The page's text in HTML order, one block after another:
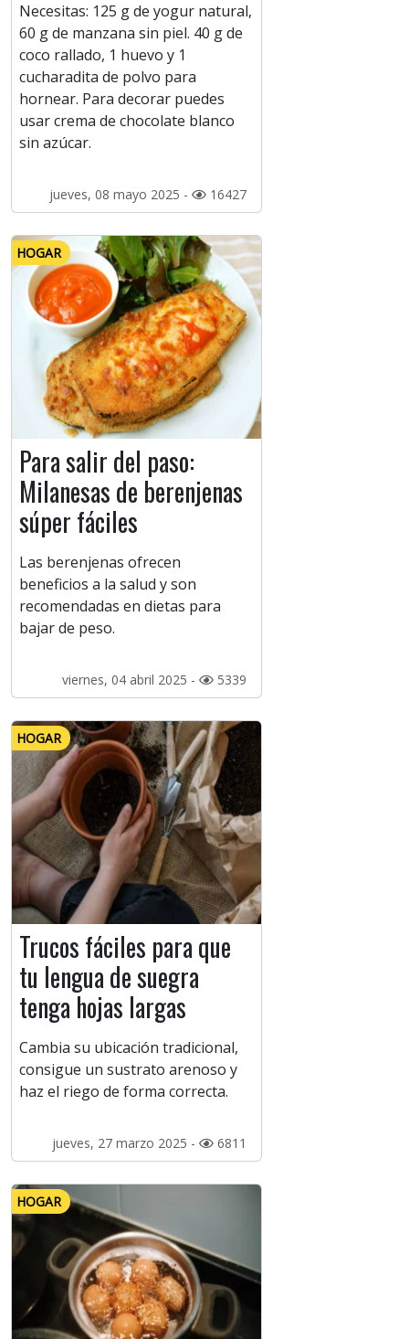
Necesitas: 125 g de yogur natural,
60 g de manzana sin piel. 40 g de
coco rallado, 1 huevo y 1
cucharadita de polvo para
hornear. Para decorar puedes
usar crema de chocolate blanco
sin azúcar.
jueves, 08 mayo 2025 - 16427
HOGAR
Para salir del paso:
Milanesas de berenjenas
súper fáciles
Las berenjenas ofrecen
beneficios a la salud y son
recomendadas en dietas para
bajar de peso.
viernes, 04 abril 2025 - 5339
HOGAR
Trucos fáciles para que
tu lengua de suegra
tenga hojas largas
Cambia su ubicación tradicional,
consigue un sustrato arenoso y
haz el riego de forma correcta.
jueves, 27 marzo 2025 - 6811
HOGAR